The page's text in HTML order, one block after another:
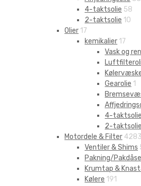
4-taktsolie 58
2-taktsolie 10
Olier 17
kemikalier 17
Vask og
Gearolie 1
4-taktsolie
2-taktsolie
Motordele & Filter 4283
Ventiler & Shims
Pakning/
Krumtap &
Kølere 191